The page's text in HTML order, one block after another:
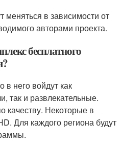
меняться в зависимости от
авторами проекта.
бесплатного
в него войдут как
так и развлекательные.
качеству. Некоторые в
Для каждого региона будут